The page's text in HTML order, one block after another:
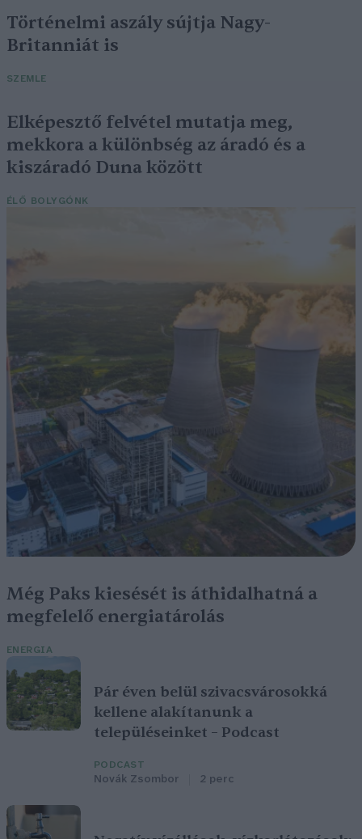
Történelmi aszály sújtja Nagy-
Britanniát is
SZEMLE
Elképesztő felvétel mutatja meg,
mekkora a különbség az áradó és a
kiszáradó Duna között
ÉLŐ BOLYGÓNK
Még Paks kiesését is áthidalhatná a
megfelelő energiatárolás
ENERGIA
Pár éven belül szivacsvárosokká
kellene alakítanunk a
településeinket – Podcast
PODCAST
Novák Zsombor 2 perc